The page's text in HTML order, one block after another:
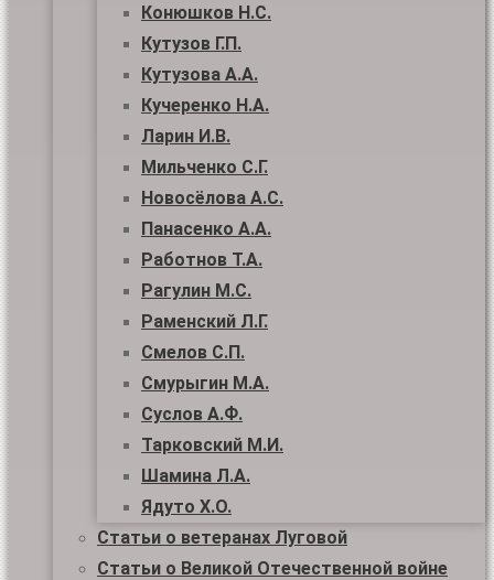
Конюшков Н.С.
Кутузов Г.П.
Кутузова А.А.
Кучеренко Н.А.
Ларин И.В.
Мильченко С.Г.
Новосёлова А.С.
Панасенко А.А.
Работнов Т.А.
Рагулин М.С.
Раменский Л.Г.
Смелов С.П.
Смурыгин М.А.
Суслов А.Ф.
Тарковский М.И.
Шамина Л.А.
Ядуто Х.О.
Статьи о ветеранах Луговой
Статьи о Великой Отечественной войне